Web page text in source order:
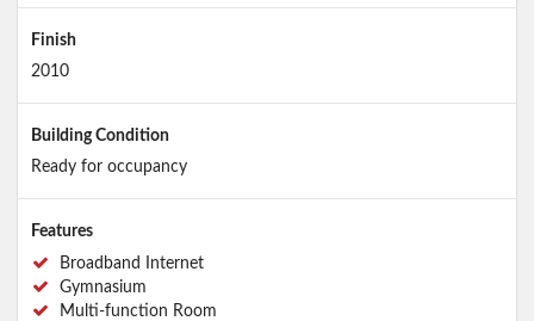
Finish
2010
Building Condition
Ready for occupancy
Features
Broadband Internet
Gymnasium
Multi-function Room